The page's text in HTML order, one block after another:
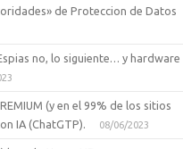
de Proteccion de Datos
no, lo siguiente… y hardware
(y en el 99% de los sitios
IA (ChatGTP).
08/06/2023